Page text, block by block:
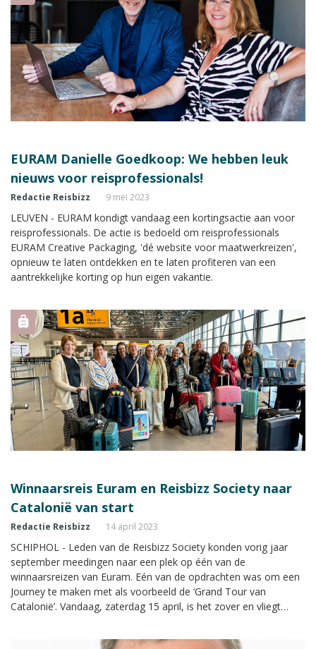
EURAM Danielle Goedkoop: We hebben leuk
nieuws voor reisprofessionals!
Redactie Reisbizz 9 mei 2023
LEUVEN - EURAM kondigt vandaag een kortingsactie aan voor
reisprofessionals. De actie is bedoeld om reisprofessionals
EURAM Creative Packaging, 'dé website voor maatwerkreizen',
opnieuw te laten ontdekken en te laten profiteren van een
aantrekkelijke korting op hun eigen vakantie.
Winnaarsreis Euram en Reisbizz Society naar
Catalonië van start
Redactie Reisbizz 14 april 2023
SCHIPHOL - Leden van de Reisbizz Society konden vorig jaar
september meedingen naar een plek op één van de
winnaarsreizen van Euram. Eén van de opdrachten was om een
Journey te maken met als voorbeeld de ‘Grand Tour van
Catalonië’. Vandaag, zaterdag 15 april, is het zover en vliegt
winnaars naar het Spaanse Catalonië.